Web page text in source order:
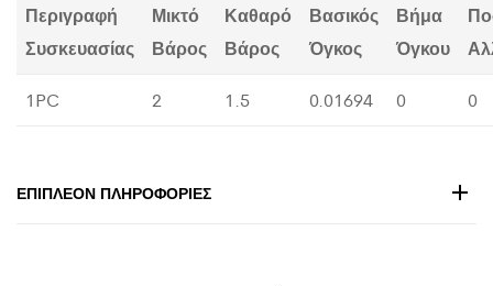
Περιγραφή
Συσκευασίας
Μικτό
Βάρος
Καθαρό
Βάρος
Βασικός
Όγκος
Βήμα
Όγκου
1PC 2 1.5 0.01694 0 0
ΕΠΙΠΛΈΟΝ ΠΛΗΡΟΦΟΡΊΕΣ